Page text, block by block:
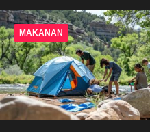
MAKANAN